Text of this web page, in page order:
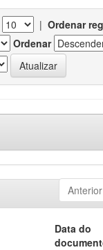
| Ordenar
Ordenar
Anterior
Data do